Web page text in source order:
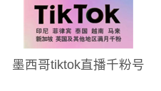
墨西哥tiktok直播千粉号